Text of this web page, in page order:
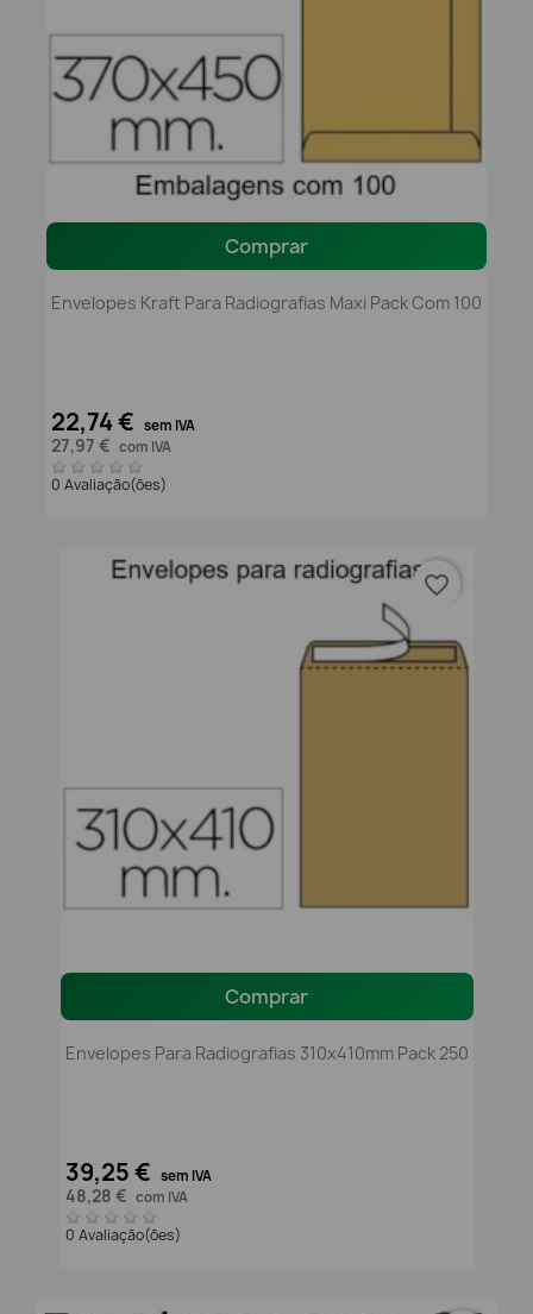
Comprar
Envelopes Kraft Para Radiografias Maxi Pack Com 100
22,74 € sem IVA
27,97 € com IVA
0 Avaliação(ões)
Comprar
Envelopes Para Radiografias 310x410mm Pack 250
39,25 € sem IVA
48,28 € com IVA
0 Avaliação(ões)
favorite_border